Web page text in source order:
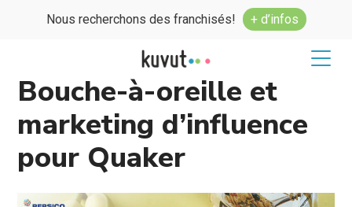
Nous recherchons des franchisés! + d’infos
Bouche-à-oreille et
marketing d’influence
pour Quaker